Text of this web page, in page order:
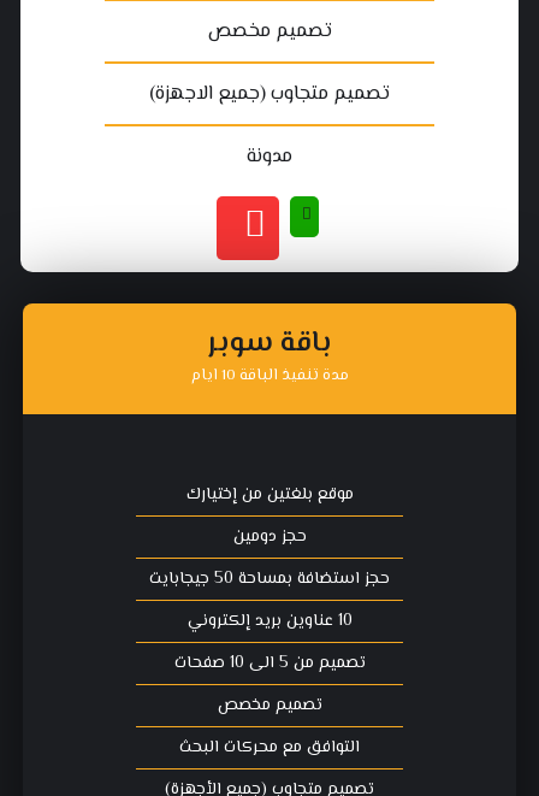
تصميم مخصص
تصميم متجاوب (جميع الاجهزة)
مدونة
باقة سوبر
مدة تنفيذ الباقة 10 ايام
موقع بلغتين من إختيارك
حجز دومين
حجز استضافة بمساحة 50 جيجابايت
10 عناوين بريد إلكتروني
تصميم من 5 الى 10 صفحات
تصميم مخصص
التوافق مع محركات البحث
تصميم متجاوب (جميع الأجهزة)